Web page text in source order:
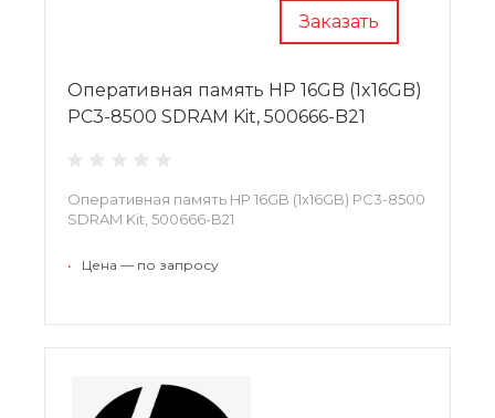
Заказать
Оперативная память HP 16GB (1x16GB)
PC3-8500 SDRAM Kit, 500666-B21
Оперативная память HP 16GB (1x16GB) PC3-8500
SDRAM Kit, 500666-B21
• Цена — по запросу